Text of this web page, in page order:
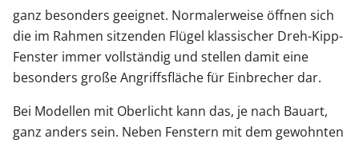
ganz besonders geeignet. Normalerweise öffnen sich
die im Rahmen sitzenden Flügel klassischer Dreh-Kipp-
Fenster immer vollständig und stellen damit eine
besonders große Angriffsfläche für Einbrecher dar.
Bei Modellen mit Oberlicht kann das, je nach Bauart,
ganz anders sein. Neben Fenstern mit dem gewohnten